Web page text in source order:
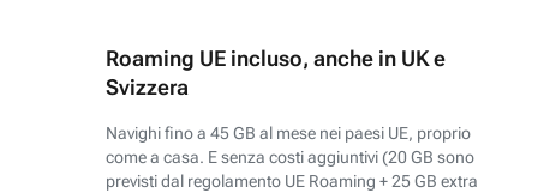
Roaming UE incluso, anche in UK e
Svizzera
Navighi fino a 45 GB al mese nei paesi UE, proprio
come a casa. E senza costi aggiuntivi (20 GB sono
previsti dal regolamento UE Roaming + 25 GB extra